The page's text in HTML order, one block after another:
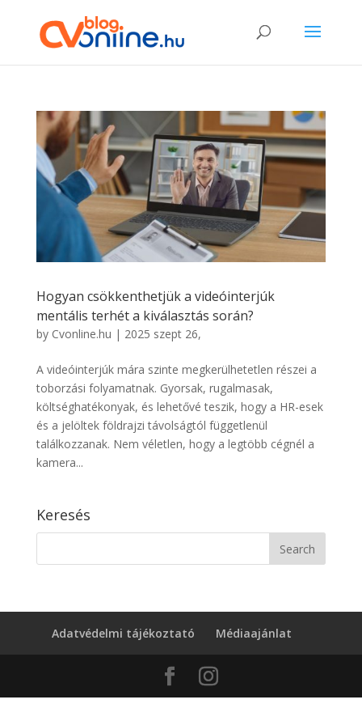
Hogyan csökkenthetjük a videóinterjúk
mentális terhét a kiválasztás során?
by Cvonline.hu | 2025 szept 26,
A videóinterjúk mára szinte megkerülhetetlen részei a
toborzási folyamatnak. Gyorsak, rugalmasak,
költséghatékonyak, és lehetővé teszik, hogy a HR-esek
és a jelöltek földrajzi távolságtól függetlenül
találkozzanak. Nem véletlen, hogy a legtöbb cégnél a
kamera...
Keresés
Adatvédelmi tájékoztató Médiaajánlat